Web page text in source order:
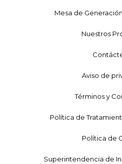
Mesa de
Nuestros
Aviso de
Términos y
Política de
Política de
Superintendencia de